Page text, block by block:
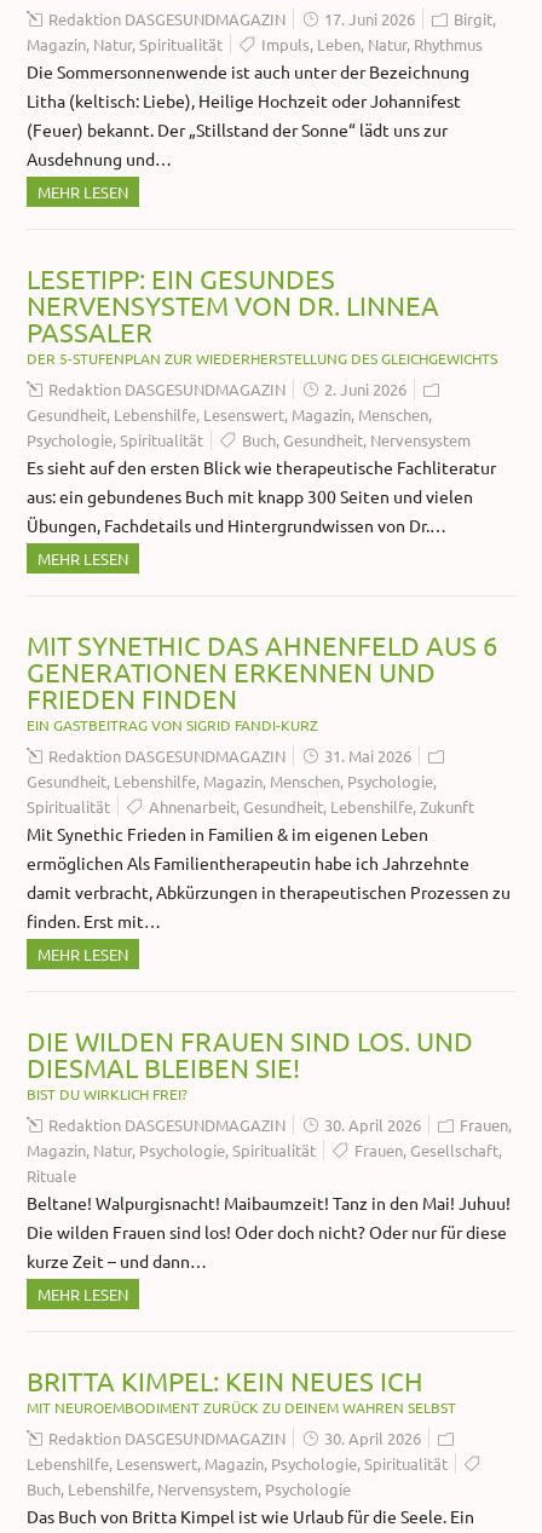
Redaktion DASGESUNDMAGAZIN 17. Juni 2026 Birgit,
Magazin, Natur,Spiritualität Impuls, Leben, Natur, Rhythmus
Die Sommersonnenwende ist auch unter der Bezeichnung
Litha (keltisch: Liebe), Heilige Hochzeit oder Johannifest
(Feuer) bekannt. Der „Stillstand der Sonne“ lädt uns zur
Ausdehnung und…
MEHR LESEN
LESETIPP: EIN GESUNDES
NERVENSYSTEM VON DR. LINNEA
PASSALER
DER 5-STUFENPLAN ZUR WIEDERHERSTELLUNG DES GLEICHGEWICHTS
Redaktion DASGESUNDMAGAZIN
2. Juni 2026
Gesundheit, Lebenshilfe, Lesenswert, Magazin, Menschen,
Psychologie,Spiritualität Buch,Gesundheit, Nervensystem
Es sieht auf den ersten Blick wie therapeutische Fachliteratur
aus: ein gebundenes Buch mit knapp 300 Seiten und vielen
Übungen, Fachdetails und Hintergrundwissen von Dr.…
MEHR LESEN
MIT SYNETHIC DAS AHNENFELD AUS 6
GENERATIONEN ERKENNEN UND
FRIEDEN FINDEN
EIN GASTBEITRAG VON SIGRID FANDI-KURZ
Redaktion DASGESUNDMAGAZIN
31. Mai 2026
Gesundheit, Lebenshilfe, Magazin, Menschen, Psychologie,
Spiritualität
Ahnenarbeit,Gesundheit, Lebenshilfe,Zukunft
Mit Synethic Frieden in Familien & im eigenen Leben
ermöglichen Als Familientherapeutin habe ich Jahrzehnte
damit verbracht, Abkürzungen in therapeutischen Prozessen zu
finden. Erst mit…
MEHR LESEN
DIE WILDEN FRAUEN SIND LOS. UND
DIESMAL BLEIBEN SIE!
BIST DU WIRKLICH FREI?
Redaktion DASGESUNDMAGAZIN 30. April 2026 Frauen,
Magazin, Natur, Psychologie,Spiritualität Frauen,Gesellschaft,
Rituale
Beltane! Walpurgisnacht! Maibaumzeit! Tanz in den Mai! Juhuu!
Die wilden Frauen sind los! Oder doch nicht? Oder nur für diese
kurze Zeit – und dann…
MEHR LESEN
BRITTA KIMPEL: KEIN NEUES ICH
MIT NEUROEMBODIMENT ZURÜCK ZU DEINEM WAHREN SELBST
Redaktion DASGESUNDMAGAZIN
30. April 2026
Lebenshilfe, Lesenswert, Magazin, Psychologie,Spiritualität
Buch, Lebenshilfe, Nervensystem, Psychologie
Das Buch von Britta Kimpel ist wie Urlaub für die Seele. Ein